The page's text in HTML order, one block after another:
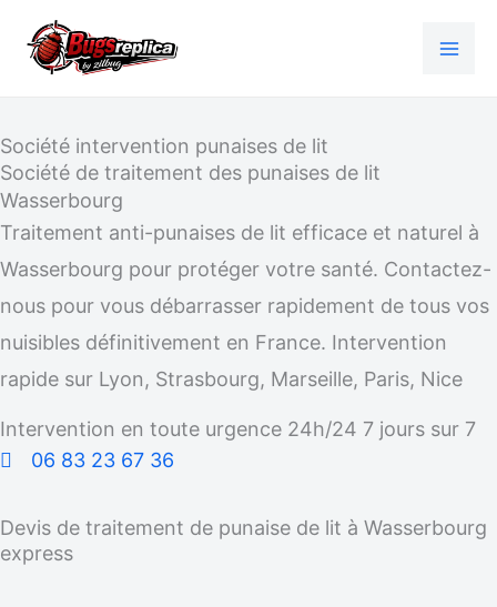
Société intervention punaises de lit
Société de traitement des punaises de lit
Wasserbourg
Traitement anti-punaises de lit efficace et naturel à
Wasserbourg pour protéger votre santé. Contactez-
nous pour vous débarrasser rapidement de tous vos
nuisibles définitivement en France. Intervention
rapide sur Lyon, Strasbourg, Marseille, Paris, Nice
Intervention en toute urgence 24h/24 7 jours sur 7
06 83 23 67 36
Devis de traitement de punaise de lit à Wasserbourg
express